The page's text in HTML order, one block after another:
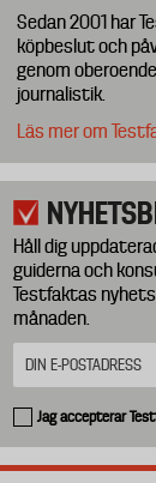
Sedan 2001 har
köpbeslut och
genom
journalistik.
Läs mer om
Håll dig
guiderna och
Testfaktas
månaden.
Jag accepterar